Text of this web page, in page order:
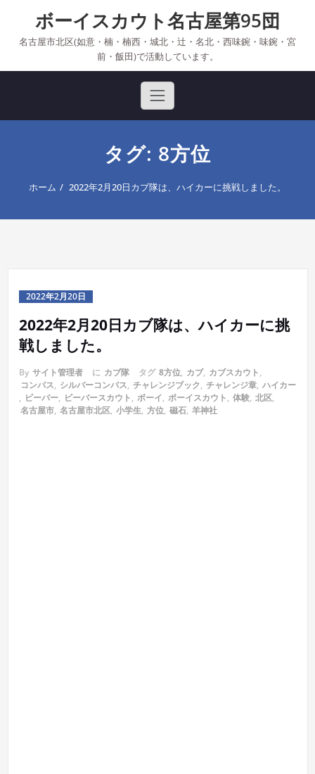
content
ボーイスカウト名古屋第95団
名古屋市北区(如意・楠・楠西・城北・辻・名北・西味鋺・味鋺・宮
前・飯田)で活動しています。
タグ: 8方位
ホーム 2022年2月20日カブ隊は、ハイカーに挑戦しました。
2022年2月20日
2022年2月20日カブ隊は、ハイカーに挑
戦しました。
By サイト管理者 に カブ隊 タグ 8方位, カブ, カブスカウト,
コンパス, シルバーコンパス, チャレンジブック, チャレンジ章, ハイカー
, ビーバー, ビーバースカウト, ボーイ, ボーイスカウト, 体験, 北区,
名古屋市, 名古屋市北区, 小学生, 方位, 磁石, 羊神社